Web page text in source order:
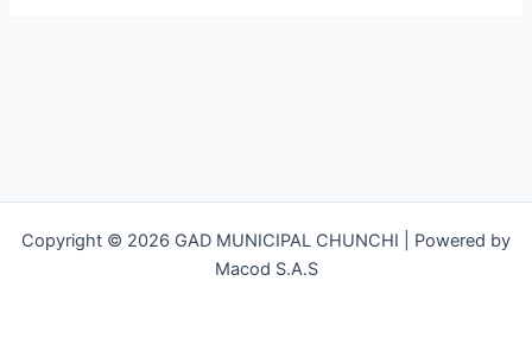
Copyright © 2026 GAD MUNICIPAL CHUNCHI | Powered by
Macod S.A.S